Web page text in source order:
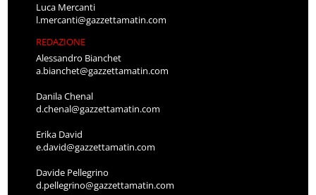
Luca Mercanti
l.mercanti@gazzettamatin.com
REDAZIONE
Alessandro Bianchet
a.bianchet@gazzettamatin.com
Danila Chenal
d.chenal@gazzettamatin.com
Erika David
e.david@gazzettamatin.com
Davide Pellegrino
d.pellegrino@gazzettamatin.com